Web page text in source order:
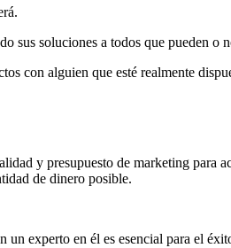
sus soluciones a todos que pueden
con alguien que esté realmente
y presupuesto de marketing para
de dinero posible.
experto en él es esencial para el